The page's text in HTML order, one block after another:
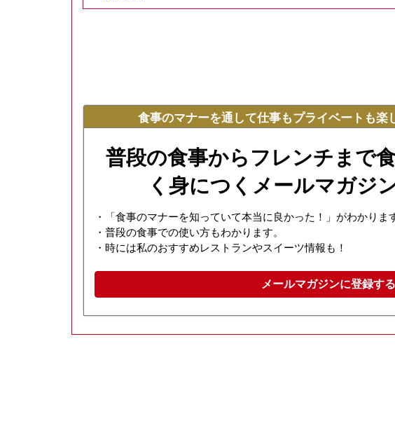
食事のマナーを通して仕事もプライベートも楽
普段の食事からフレンチまで
く身につくメールマガジ
・「食事のマナーを知っていて本当に良かった！」がわかりま
・普段の食事での使い方もわかります。
・時には私のおすすめレストランやスイーツ情報も！
メールマガジンに登録する